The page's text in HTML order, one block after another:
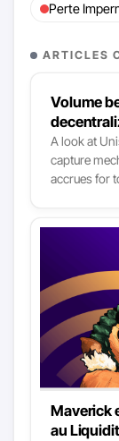
Perte
ARTICLES
Volume
A look at
capture
accrues for
Maverick
au